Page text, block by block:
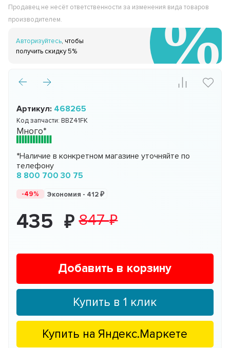
Продавец не несёт ответственности за изменения вида товаров
производителем.
Авторизуйтесь, чтобы
получить скидку 5%
Артикул: 468265
Код запчасти: BBZ41FK
Много*
*Наличие в конкретном магазине уточняйте по
телефону
8 800 700 30 75
-49% Экономия - 412
435 847
Добавить в корзину
Купить в 1 клик
Купить на Яндекс.Маркете